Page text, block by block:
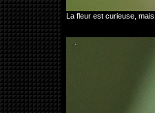
La fleur est curieuse,